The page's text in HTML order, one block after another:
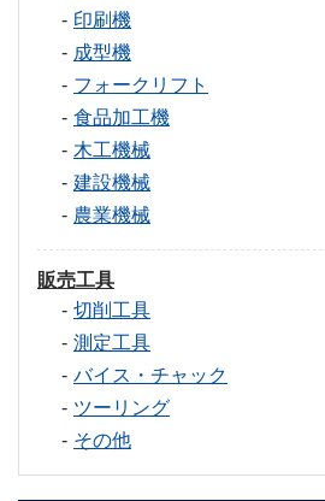
印刷機
成型機
フォークリフト
食品加工機
木工機械
建設機械
農業機械
販売工具
切削工具
測定工具
バイス・チャック
ツーリング
その他